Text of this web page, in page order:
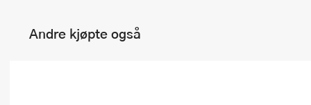
Andre kjøpte også